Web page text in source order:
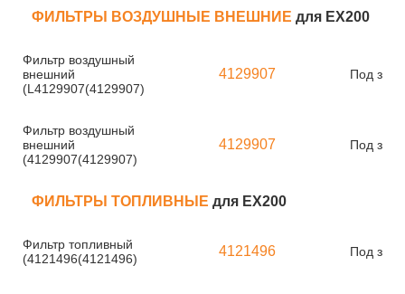
ФИЛЬТРЫ ВОЗДУШНЫЕ ВНЕШНИЕ для EX200
Фильтр воздушный
внешний
(L4129907(4129907)
4129907 Под
Фильтр воздушный
внешний
(4129907(4129907)
4129907 Под
ФИЛЬТРЫ ТОПЛИВНЫЕ для EX200
Фильтр топливный
(4121496(4121496)
4121496 Под